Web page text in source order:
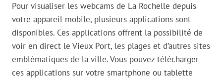
Pour visualiser les webcams de La Rochelle depuis
votre appareil mobile, plusieurs applications sont
disponibles. Ces applications offrent la possibilité de
voir en direct le Vieux Port, les plages et d’autres sites
emblématiques de la ville. Vous pouvez télécharger
ces applications sur votre smartphone ou tablette